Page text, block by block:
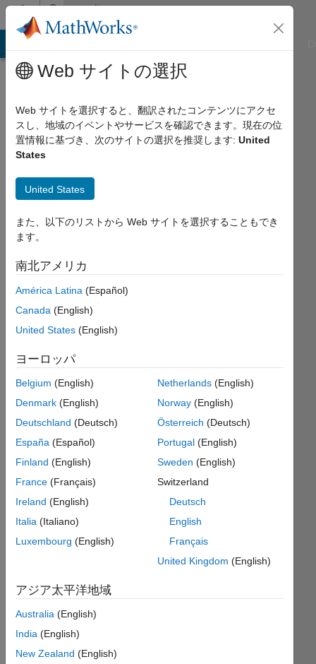
コンテンツへスキップ
Community
Profile
Cody
Matrix
II Master
89
オ
ー
ー
保
Matrix
Manipulation
II
Master
Solve
problems
Manipulation
Recent
Earners
Web サイトの選択
Web サイトを選択すると、翻訳されたコンテンツにアクセ
スし、地域のイベントやサービスを確認できます。現在の位
置情報に基づき、次のサイトの選択を推奨します: United
States
United States
また、以下のリストから Web サイトを選択することもでき
ます。
南北アメリカ
América Latina (Español)
Canada (English)
United States (English)
ヨーロッパ
Belgium (English)
Denmark (English)
Deutschland (Deutsch)
España (Español)
Finland (English)
France (Français)
Ireland (English)
Italia (Italiano)
Luxembourg (English)
Netherlands(English)
Norway(English)
Österreich (Deutsch)
Portugal(English)
Sweden (English)
Switzerland
Deutsch
English
Français
United Kingdom (English)
アジア太平洋地域
Australia (English)
India (English)
New Zealand (English)